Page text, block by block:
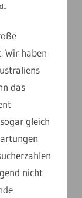
Wir haben
das
gleich
nicht